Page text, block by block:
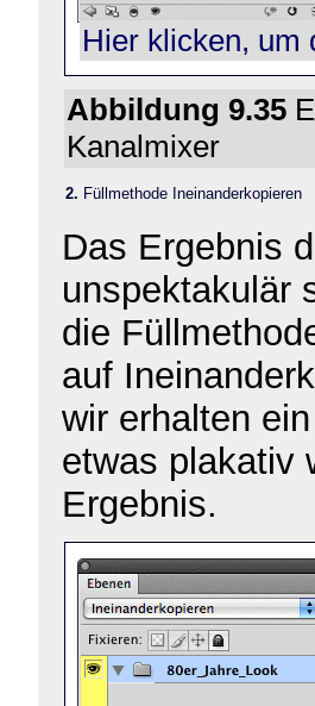
Hier klicken, um
Abbildung 9.35
Kanalmixer
2. Füllmethode Ineinanderkopieren
Das Ergebnis
unspektakulär
die
auf
wir erhalten
etwas plakativ
Ergebnis.